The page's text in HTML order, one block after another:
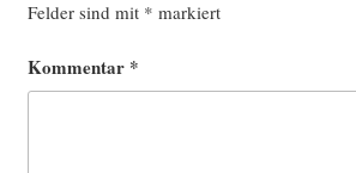
Felder sind mit * markiert
Kommentar *